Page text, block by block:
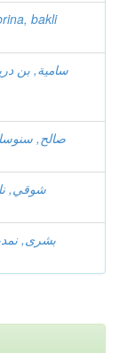
bakli
سامية, بن
صالح,
شوقي,
بشرى,